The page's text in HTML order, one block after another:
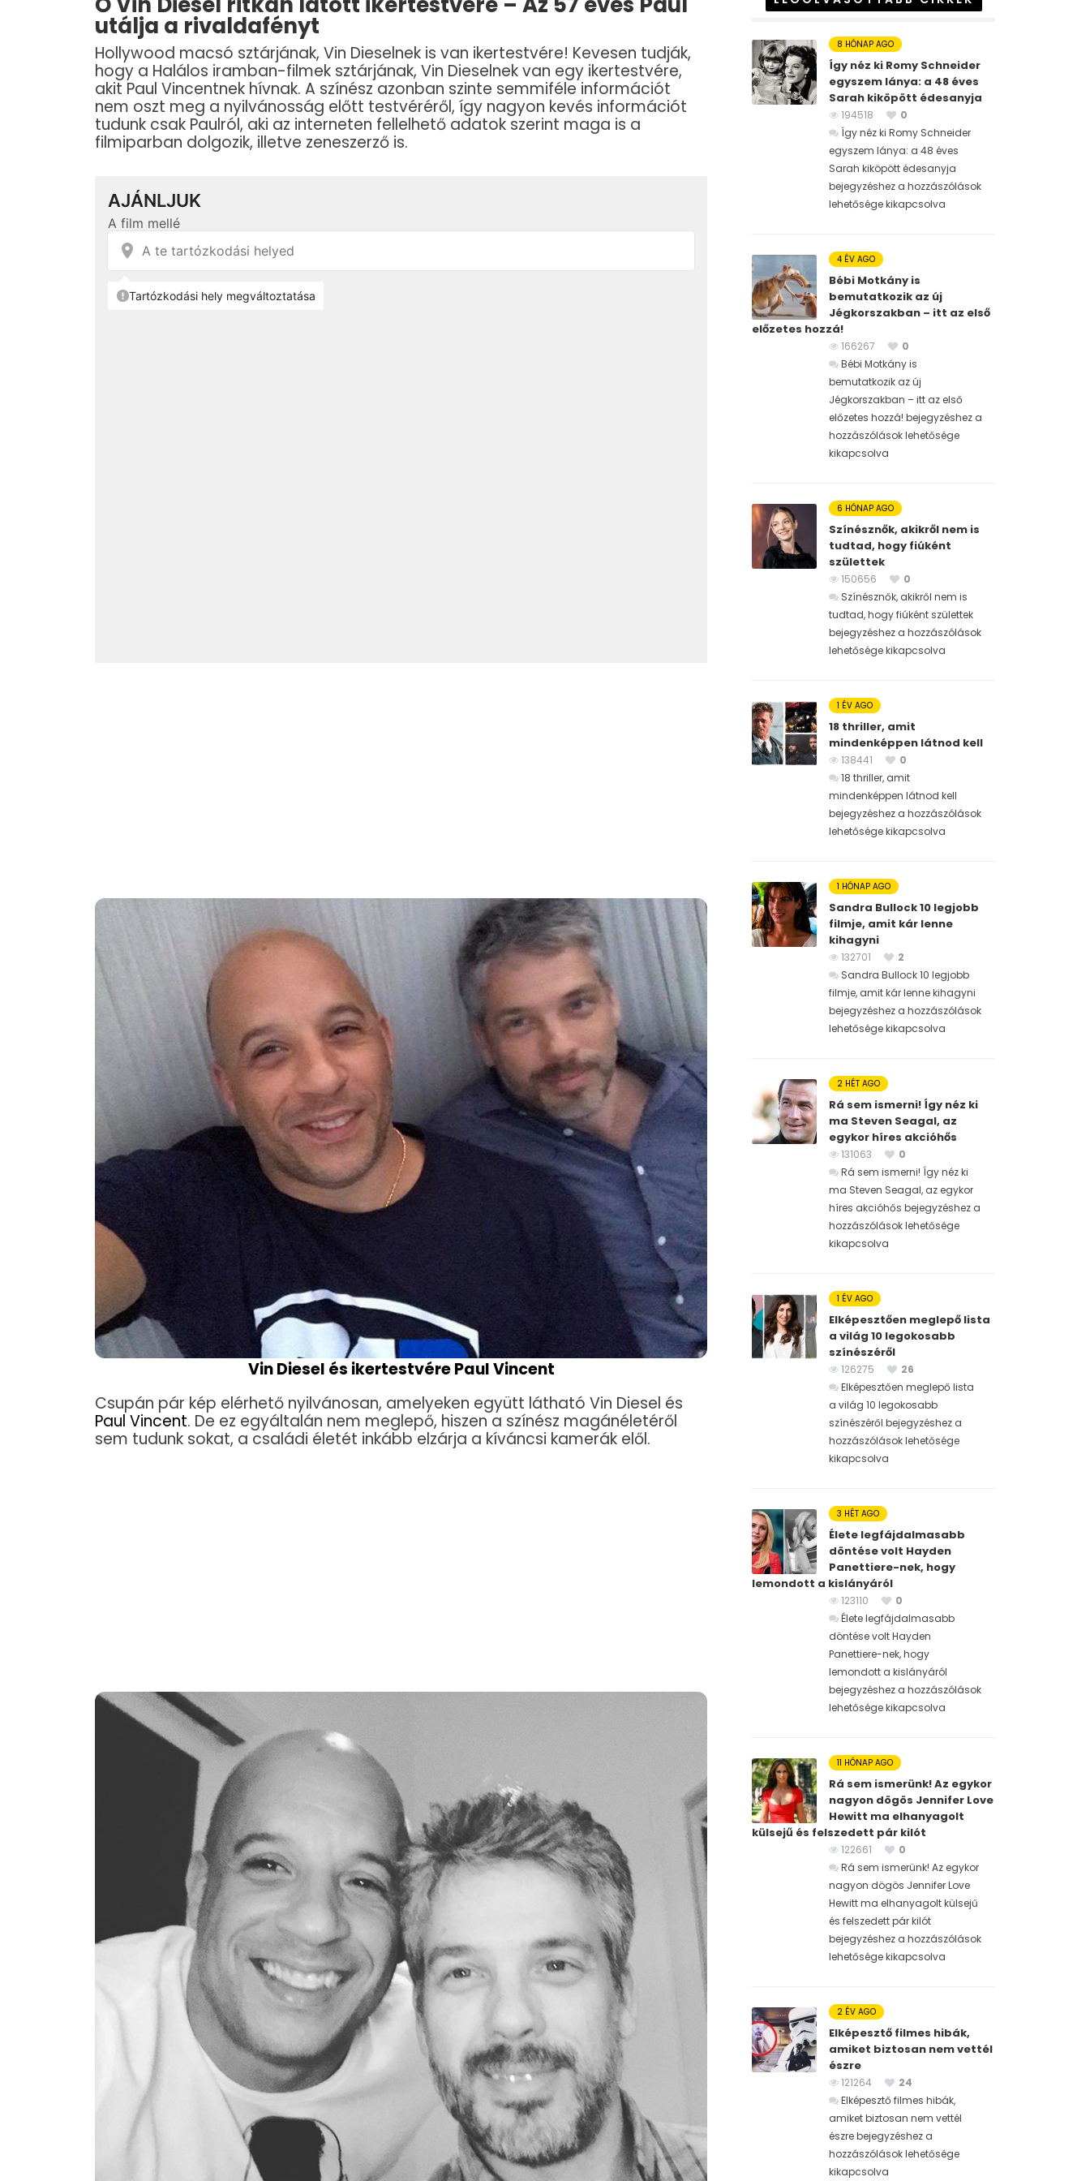
utálja a rivaldafényt
Hollywood macsó sztárjának, Vin Dieselnek is van ikertestvére! Kevesen tudják,
hogy a Halálos iramban-filmek sztárjának, Vin Dieselnek van egy ikertestvére,
akit Paul Vincentnek hívnak. A színész azonban szinte semmiféle információt
nem oszt meg a nyilvánosság előtt testvéréről, így nagyon kevés információt
tudunk csak Paulról, aki az interneten fellelhető adatok szerint maga is a
filmiparban dolgozik, illetve zeneszerző is.
Vin Diesel és ikertestvére Paul Vincent
Csupán pár kép elérhető nyilvánosan, amelyeken együtt látható Vin Diesel és
Paul Vincent. De ez egyáltalán nem meglepő, hiszen a színész magánéletéről
sem tudunk sokat, a családi életét inkább elzárja a kíváncsi kamerák elől.
8 HÓNAP AGO
Így néz ki Romy Schneider
egyszem lánya: a 48 éves
Sarah kiköpött édesanyja
194518
0
Így néz ki Romy Schneider
egyszem lánya: a 48 éves
Sarah kiköpött édesanyja
bejegyzéshez a hozzászólások
lehetősége kikapcsolva
4 ÉV AGO
Bébi Motkány is
bemutatkozik az új
Jégkorszakban – itt az első
előzetes hozzá!
166267
0
Bébi Motkány is
bemutatkozik az új
Jégkorszakban – itt az első
előzetes hozzá! bejegyzéshez a
hozzászólások lehetősége
kikapcsolva
6 HÓNAP AGO
Színésznők, akikről nem is
tudtad, hogy fiúként
születtek
150656
0
Színésznők, akikről nem is
tudtad, hogy fiúként születtek
bejegyzéshez a hozzászólások
lehetősége kikapcsolva
1 ÉV AGO
18 thriller, amit
mindenképpen látnod kell
138441
0
18 thriller, amit
mindenképpen látnod kell
bejegyzéshez a hozzászólások
lehetősége kikapcsolva
1 HÓNAP AGO
Sandra Bullock 10 legjobb
filmje, amit kár lenne
kihagyni
132701
2
Sandra Bullock 10 legjobb
filmje, amit kár lenne kihagyni
bejegyzéshez a hozzászólások
lehetősége kikapcsolva
2 HÉT AGO
Rá sem ismerni! Így néz ki
ma Steven Seagal, az
egykor híres akcióhős
131063
0
Rá sem ismerni! Így néz ki
ma Steven Seagal, az egykor
híres akcióhős bejegyzéshez a
hozzászólások lehetősége
kikapcsolva
1 ÉV AGO
Elképesztően meglepő lista
a világ 10 legokosabb
színészéről
126275
26
Elképesztően meglepő lista
a világ 10 legokosabb
színészéről bejegyzéshez a
hozzászólások lehetősége
kikapcsolva
3 HÉT AGO
Élete legfájdalmasabb
döntése volt Hayden
Panettiere-nek, hogy
lemondott a kislányáról
123110
0
Élete legfájdalmasabb
döntése volt Hayden
Panettiere-nek, hogy
lemondott a kislányáról
bejegyzéshez a hozzászólások
lehetősége kikapcsolva
11 HÓNAP AGO
Rá sem ismerünk! Az egykor
nagyon dögös Jennifer Love
Hewitt ma elhanyagolt
külsejű és felszedett pár kilót
122661
0
Rá sem ismerünk! Az egykor
nagyon dögös Jennifer Love
Hewitt ma elhanyagolt külsejű
és felszedett pár kilót
bejegyzéshez a hozzászólások
lehetősége kikapcsolva
2 ÉV AGO
Elképesztő filmes hibák,
amiket biztosan nem vettél
észre
121264
24
Elképesztő filmes hibák,
amiket biztosan nem vettél
észre bejegyzéshez a
hozzászólások lehetősége
kikapcsolva